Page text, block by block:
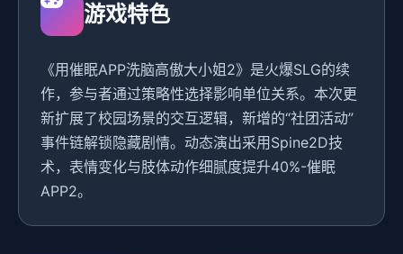
游戏特色
《用催眠APP洗脑高傲大小姐2》是火爆SLG的续
作，参与者通过策略性选择影响单位关系。本次更
新扩展了校园场景的交互逻辑，新增的“社团活动”
事件链解锁隐藏剧情。动态演出采用Spine2D技
术，表情变化与肢体动作细腻度提升40%-催眠
APP2。